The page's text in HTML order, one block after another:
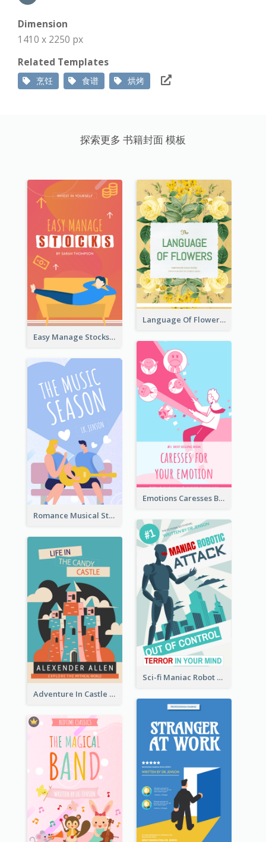
Dimension
1410 x 2250 px
Related Templates
烹饪 食谱 烘烤
探索更多 书籍封面 模板
Easy Manage Stocks Book Cover Design
Language Of Flowers Book Cover
Emotions Caresses Book Cover
Romance Musical Story Book Cover
Sci-fi Maniac Robot Book Cover
Adventure In Castle Book Cover